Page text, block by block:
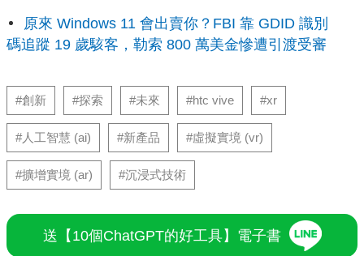
原來 Windows 11 會出賣你？FBI 靠 GDID 識別
碼追蹤 19 歲駭客，勒索 800 萬美金慘遭引渡受審
#創新 #探索 #未來 #htc vive #xr
#人工智慧 (ai) #新產品 #虛擬實境 (vr)
#擴增實境 (ar) #沉浸式技術
送【10個ChatGPT的好工具】電子書